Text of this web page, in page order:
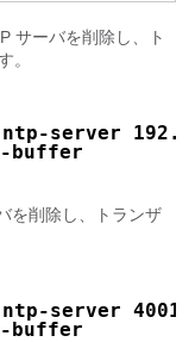
サーバを削除し、ト
。
server
buffer
を削除し、トランザ
server
buffer